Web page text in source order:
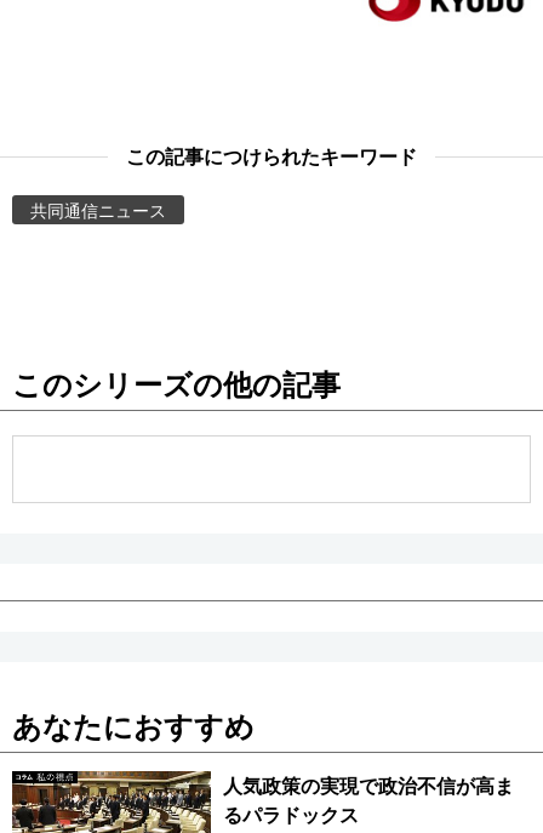
東京
この記事につけられたキーワード
共同通信ニュース
このシリーズの他の記事
あなたにおすすめ
人気政策の実現で政治不信が高ま
るパラドックス